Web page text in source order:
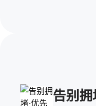
告别拥